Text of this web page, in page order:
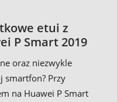
etui z
P Smart 2019
oraz niezwykle
smartfon? Przy
na Huawei P Smart